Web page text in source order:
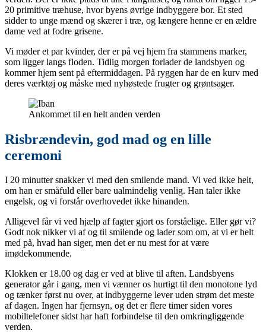
20 primitive træhuse, hvor byens øvrige indbyggere bor. Et sted
sidder to unge mænd og skærer i træ, og længere henne er en ældre
dame ved at fodre grisene.
Vi møder et par kvinder, der er på vej hjem fra stammens marker,
som ligger langs floden. Tidlig morgen forlader de landsbyen og
kommer hjem sent på eftermiddagen. På ryggen har de en kurv med
deres værktøj og måske med nyhøstede frugter og grøntsager.
Ankommet til en helt anden verden
Risbrændevin, god mad og en lille
ceremoni
I 20 minutter snakker vi med den smilende mand. Vi ved ikke helt,
om han er småfuld eller bare ualmindelig venlig. Han taler ikke
engelsk, og vi forstår overhovedet ikke hinanden.
Alligevel får vi ved hjælp af fagter gjort os forståelige. Eller gør vi?
Godt nok nikker vi af og til smilende og lader som om, at vi er helt
med på, hvad han siger, men det er nu mest for at være
imødekommende.
Klokken er 18.00 og dag er ved at blive til aften. Landsbyens
generator går i gang, men vi vænner os hurtigt til den monotone lyd
og tænker først nu over, at indbyggerne lever uden strøm det meste
af dagen. Ingen har fjernsyn, og det er flere timer siden vores
mobiltelefoner sidst har haft forbindelse til den omkringliggende
verden.